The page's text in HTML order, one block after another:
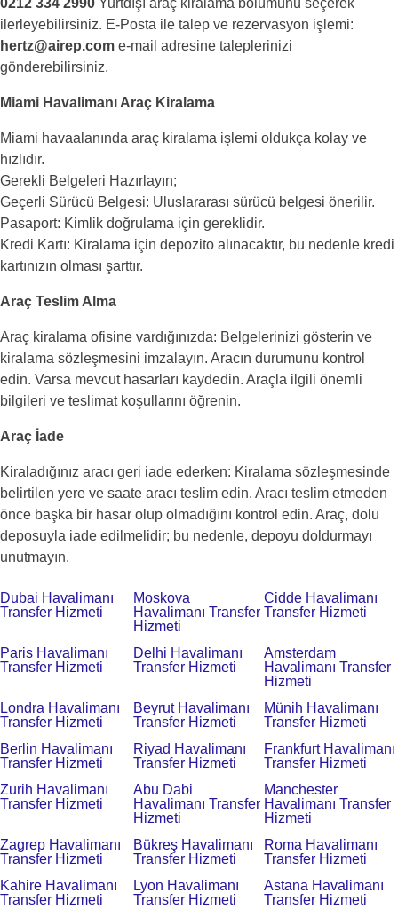
0212 334 2990 Yurtdışı araç kiralama bölümünü seçerek
ilerleyebilirsiniz. E-Posta ile talep ve rezervasyon işlemi:
hertz@airep.com e-mail adresine taleplerinizi
gönderebilirsiniz.
Miami Havalimanı Araç Kiralama
Miami havaalanında araç kiralama işlemi oldukça kolay ve
hızlıdır.
Gerekli Belgeleri Hazırlayın;
Geçerli Sürücü Belgesi: Uluslararası sürücü belgesi önerilir.
Pasaport: Kimlik doğrulama için gereklidir.
Kredi Kartı: Kiralama için depozito alınacaktır, bu nedenle kredi
kartınızın olması şarttır.
Araç Teslim Alma
Araç kiralama ofisine vardığınızda: Belgelerinizi gösterin ve
kiralama sözleşmesini imzalayın. Aracın durumunu kontrol
edin. Varsa mevcut hasarları kaydedin. Araçla ilgili önemli
bilgileri ve teslimat koşullarını öğrenin.
Araç İade
Kiraladığınız aracı geri iade ederken: Kiralama sözleşmesinde
belirtilen yere ve saate aracı teslim edin. Aracı teslim etmeden
önce başka bir hasar olup olmadığını kontrol edin. Araç, dolu
deposuyla iade edilmelidir; bu nedenle, depoyu doldurmayı
unutmayın.
Dubai Havalimanı
Transfer Hizmeti
Moskova
Havalimanı Transfer
Hizmeti
Cidde Havalimanı
Transfer Hizmeti
Paris Havalimanı
Transfer Hizmeti
Delhi Havalimanı
Transfer Hizmeti
Amsterdam
Havalimanı Transfer
Hizmeti
Londra Havalimanı
Transfer Hizmeti
Beyrut Havalimanı
Transfer Hizmeti
Münih Havalimanı
Transfer Hizmeti
Berlin Havalimanı
Transfer Hizmeti
Riyad Havalimanı
Transfer Hizmeti
Frankfurt Havalimanı
Transfer Hizmeti
Zurih Havalimanı
Transfer Hizmeti
Abu Dabi
Havalimanı Transfer
Hizmeti
Manchester
Havalimanı Transfer
Hizmeti
Zagrep Havalimanı
Transfer Hizmeti
Bükreş Havalimanı
Transfer Hizmeti
Roma Havalimanı
Transfer Hizmeti
Kahire Havalimanı
Transfer Hizmeti
Lyon Havalimanı
Transfer Hizmeti
Astana Havalimanı
Transfer Hizmeti